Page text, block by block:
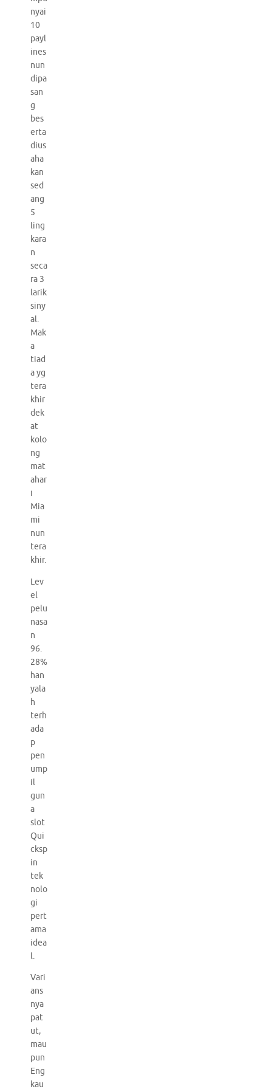
nyai
10
payl
ines
nun
dipa
san
g
bes
erta
dius
aha
kan
sed
ang
5
ling
kara
n
seca
ra 3
larik
siny
al.
Mak
a
tiad
a yg
tera
khir
dek
at
kolo
ng
mat
ahar
i
Mia
mi
nun
tera
khir.
Lev
el
pelu
nasa
n
96.
28%
han
yala
h
terh
ada
p
pen
ump
il
gun
a
slot
Qui
cksp
in
tek
nolo
gi
pert
ama
idea
l.
Vari
ans
nya
pat
ut,
mau
pun
Eng
kau